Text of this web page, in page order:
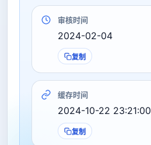
审核时间
2024-02-04
复制
缓存时间
2024-10-22 23:21:00
复制